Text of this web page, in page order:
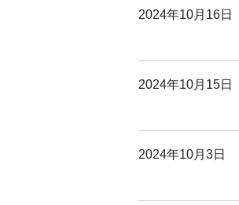
2024年10月16日
2024年10月15日
2024年10月3日